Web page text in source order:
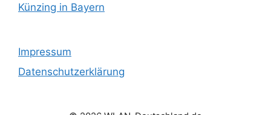
Künzing in Bayern
Impressum
Datenschutzerklärung